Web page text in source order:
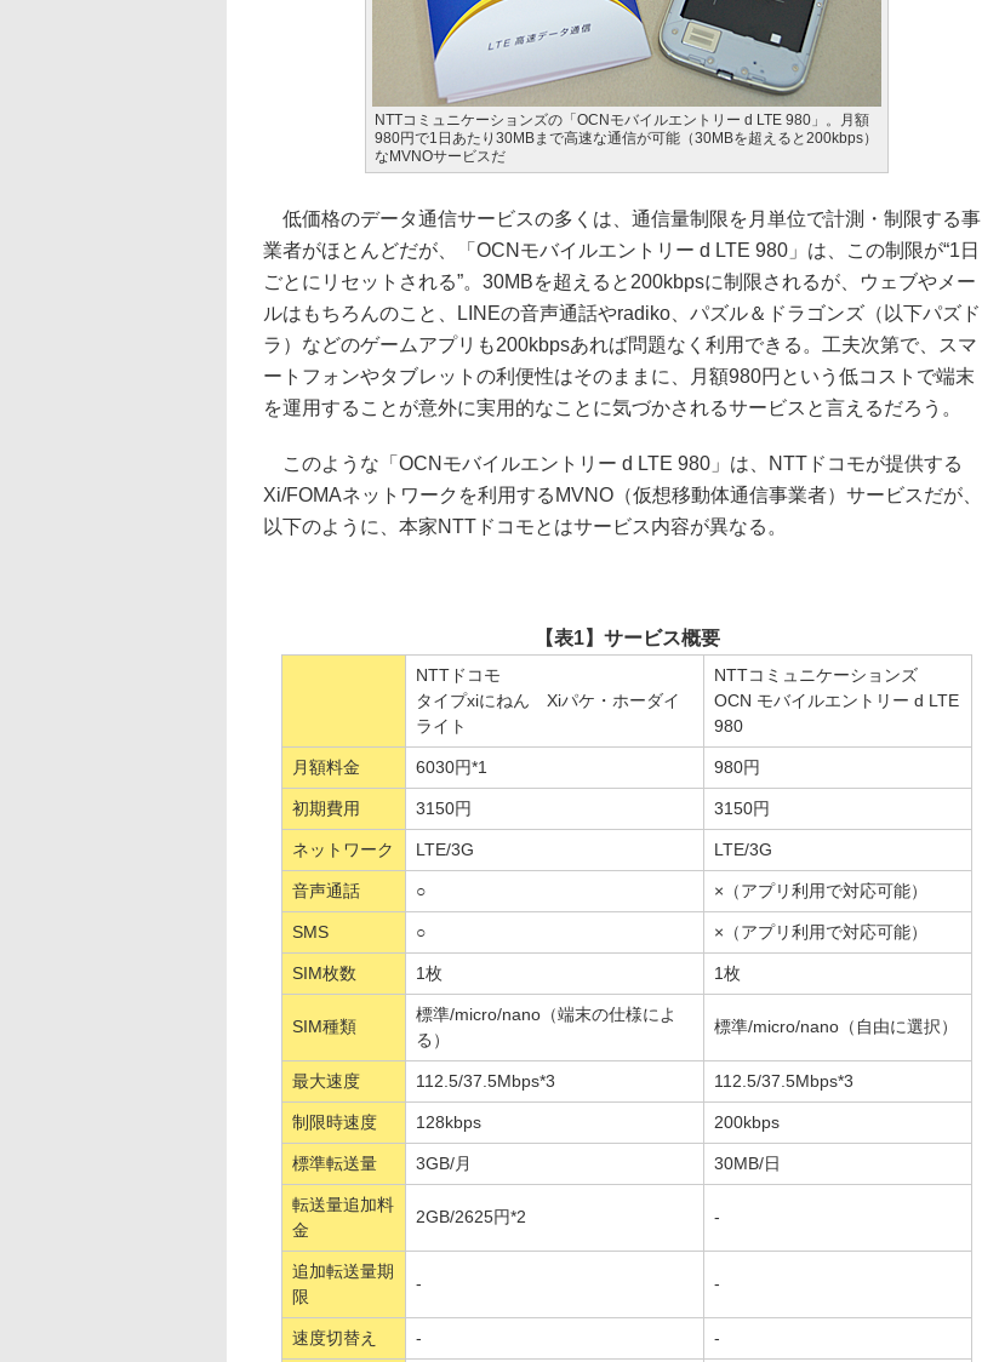
NTTコミュニケーションズの「OCNモバイルエントリー d LTE 980」。月額
980円で1日あたり30MBまで高速な通信が可能（30MBを超えると200kbps）
なMVNOサービスだ
低価格のデータ通信サービスの多くは、通信量制限を月単位で計測・制限する事
業者がほとんどだが、「OCNモバイルエントリー d LTE 980」は、この制限が“1日
ごとにリセットされる”。30MBを超えると200kbpsに制限されるが、ウェブやメー
ルはもちろんのこと、LINEの音声通話やradiko、パズル＆ドラゴンズ（以下パズド
ラ）などのゲームアプリも200kbpsあれば問題なく利用できる。工夫次第で、スマ
ートフォンやタブレットの利便性はそのままに、月額980円という低コストで端末
を運用することが意外に実用的なことに気づかされるサービスと言えるだろう。
このような「OCNモバイルエントリー d LTE 980」は、NTTドコモが提供する
Xi/FOMAネットワークを利用するMVNO（仮想移動体通信事業者）サービスだが、
以下のように、本家NTTドコモとはサービス内容が異なる。
【表1】サービス概要
NTTドコモ
タイプxiにねん Xiパケ・ホーダイ
ライト
NTTコミュニケーションズ
OCN モバイルエントリー d LTE
980
月額料金 6030円*1 980円
初期費用 3150円 3150円
ネットワーク LTE/3G LTE/3G
音声通話 ○ ×（アプリ利用で対応可能）
SMS ○ ×（アプリ利用で対応可能）
SIM枚数 1枚 1枚
SIM種類
標準/micro/nano（端末の仕様によ
る）
標準/micro/nano（自由に選択）
最大速度 112.5/37.5Mbps*3 112.5/37.5Mbps*3
制限時速度 128kbps 200kbps
標準転送量 3GB/月 30MB/日
転送量追加料
金
2GB/2625円*2 -
追加転送量期
限
- -
速度切替え - -